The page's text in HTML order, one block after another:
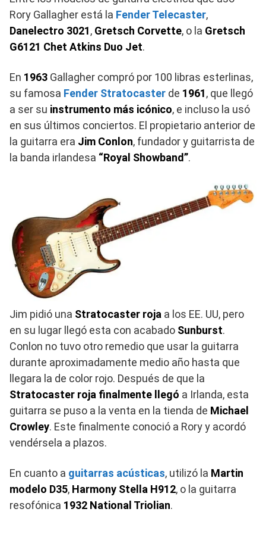
Rory Gallagher está la Fender Telecaster,
Danelectro 3021, Gretsch Corvette, o la Gretsch
G6121 Chet Atkins Duo Jet.
En 1963 Gallagher compró por 100 libras esterlinas,
su famosa Fender Stratocaster de 1961, que llegó
a ser su instrumento más icónico, e incluso la usó
en sus últimos conciertos. El propietario anterior de
la guitarra era Jim Conlon, fundador y guitarrista de
la banda irlandesa “Royal Showband”.
Jim pidió una Stratocaster roja a los EE. UU, pero
en su lugar llegó esta con acabado Sunburst.
Conlon no tuvo otro remedio que usar la guitarra
durante aproximadamente medio año hasta que
llegara la de color rojo. Después de que la
Stratocaster roja finalmente llegó a Irlanda, esta
guitarra se puso a la venta en la tienda de Michael
Crowley. Este finalmente conoció a Rory y acordó
vendérsela a plazos.
En cuanto a guitarras acústicas, utilizó la Martin
modelo D35, Harmony Stella H912, o la guitarra
resofónica 1932 National Triolian.